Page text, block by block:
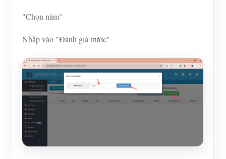
"Chọn năm"
Nhấp vào "Đánh giá trước"